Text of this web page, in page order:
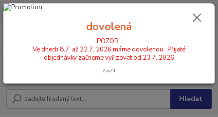
POZOR : Ve dnech 8.7. až 22.7. 2026 máme dovolenou . Přijaté
Hledat
dovolená
POZOR :
Ve dnech 8.7. až 22.7. 2026 máme dovolenou . Přijaté
objednávky začneme vyřizovat od 23.7. 2026
Zavřít